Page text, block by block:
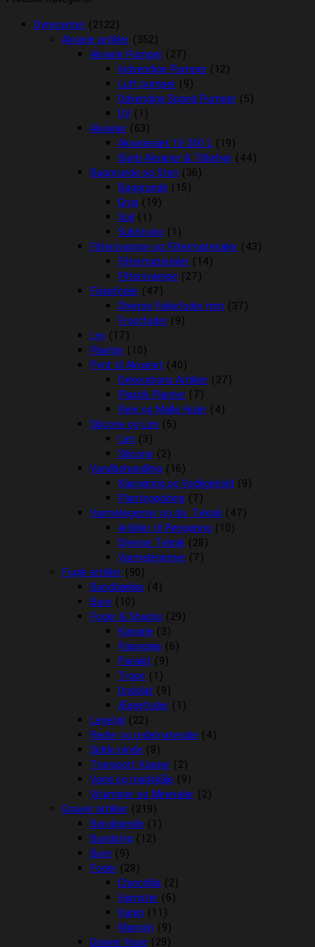
Dyrecenter (2122)
Akvarie artikler (352)
Akvarie Pumper (27)
Indvendige Pumper (12)
Luft pumper (9)
Udvendige Spand Pumper (5)
UV (1)
Akvarier (63)
Akvariesæt 10-260 L (19)
Biorb Akvarier & Tilbehør (44)
Baggrunde og Sten (36)
Baggrunde (15)
Grus (19)
Soil (1)
Substrate (1)
Filtersvampe og Filtermaterialer (43)
Filtermaterialer (14)
Filtersvampe (27)
Fiskefoder (47)
Diverse Fiskefoder mm (37)
Frostfoder (9)
Lys (17)
Planter (10)
Pynt til Akvariet (40)
Dekorations Artikler (27)
Plastik Planter (7)
Reje og Malle Huler (4)
Silicone og Lim (5)
Lim (3)
Silicone (2)
Vandbehandling (16)
Klargøring og Vedligehold (9)
Plantegødning (7)
Varmelegemer og div. Teknik (47)
Artikler til Rengøring (10)
Diverse Teknik (28)
Varmelegemer (7)
Fugle artikler (90)
Bunddække (4)
Bure (10)
Foder & Snacks (29)
Kanarie (3)
Papegøje (6)
Parakit (9)
Trope (1)
Undulat (9)
Æggefoder (1)
Legetøj (22)
Reder og redemateriale (4)
Sidde pinde (8)
Transport Kasser (2)
Vand og madskåle (9)
Vitaminer og Mineraler (2)
Gnaver artikler (219)
Beroligende (1)
Bundstrø (12)
Bure (9)
Foder (28)
Chinchilla (2)
Hamster (6)
Kanin (11)
Marsvin (9)
Gnaver Huse (29)